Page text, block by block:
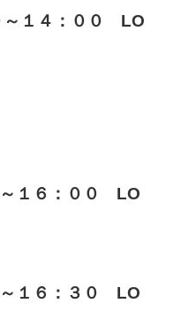
１４：００ LO
１６：００ LO
１６：３０ LO